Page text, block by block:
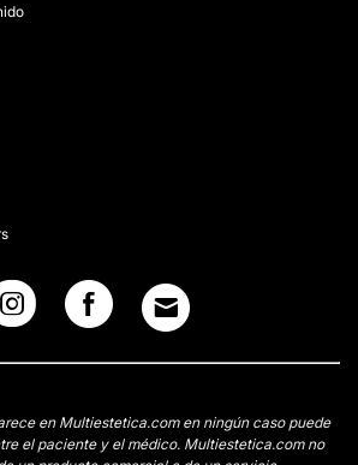
en Multiestetica.com en ningún caso puede
el paciente y el médico. Multiestetica.com no